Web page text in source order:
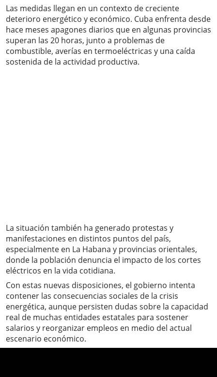
Las medidas llegan en un contexto de creciente
deterioro energético y económico. Cuba enfrenta desde
hace meses apagones diarios que en algunas provincias
superan las 20 horas, junto a problemas de
combustible, averías en termoeléctricas y una caída
sostenida de la actividad productiva.
La situación también ha generado protestas y
manifestaciones en distintos puntos del país,
especialmente en La Habana y provincias orientales,
donde la población denuncia el impacto de los cortes
eléctricos en la vida cotidiana.
Con estas nuevas disposiciones, el gobierno intenta
contener las consecuencias sociales de la crisis
energética, aunque persisten dudas sobre la capacidad
real de muchas entidades estatales para sostener
salarios y reorganizar empleos en medio del actual
escenario económico.